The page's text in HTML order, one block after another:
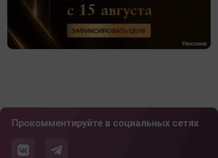
Прокомментируйте в социальных сетях